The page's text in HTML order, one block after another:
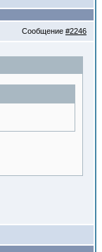
Сообщение #2246